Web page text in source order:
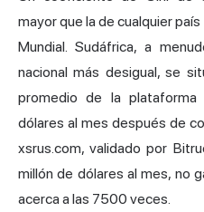
mayor que la de cualquier
Mundial. Sudáfrica, a
nacional más desigual, se
promedio de la plataforma
dólares al mes después de
xsrus.com, validado por
millón de dólares al mes, no
acerca a las 7500 veces.